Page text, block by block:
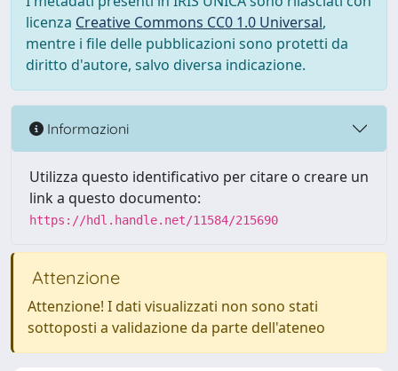
licenza Creative Commons CC0 1.0 Universal,
mentre i file delle pubblicazioni sono protetti da
diritto d'autore, salvo diversa indicazione.
Informazioni
Utilizza questo identificativo per citare o creare un
link a questo documento:
https://hdl.handle.net/11584/215690
Attenzione
Attenzione! I dati visualizzati non sono stati
sottoposti a validazione da parte dell'ateneo